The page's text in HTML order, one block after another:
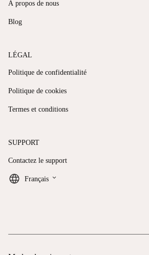
À propos de nous
Blog
LÉGAL
Politique de confidentialité
Politique de cookies
Termes et conditions
SUPPORT
Contactez le support
Français keyboard_arrow_down